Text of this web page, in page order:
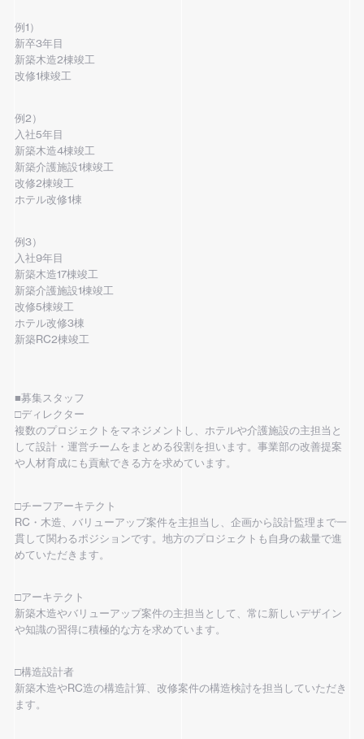
例1）
新卒3年目
新築木造2棟竣工
改修1棟竣工
例2）
入社5年目
新築木造4棟竣工
新築介護施設1棟竣工
改修2棟竣工
ホテル改修1棟
例3）
入社9年目
新築木造17棟竣工
新築介護施設1棟竣工
改修5棟竣工
ホテル改修3棟
新築RC2棟竣工
■募集スタッフ
□ディレクター
複数のプロジェクトをマネジメントし、ホテルや介護施設の主担当と
して設計・運営チームをまとめる役割を担います。事業部の改善提案
や人材育成にも貢献できる方を求めています。
□チーフアーキテクト
RC・木造、バリューアップ案件を主担当し、企画から設計監理まで一
貫して関わるポジションです。地方のプロジェクトも自身の裁量で進
めていただきます。
□アーキテクト
新築木造やバリューアップ案件の主担当として、常に新しいデザイン
や知識の習得に積極的な方を求めています。
□構造設計者
新築木造やRC造の構造計算、改修案件の構造検討を担当していただき
ます。